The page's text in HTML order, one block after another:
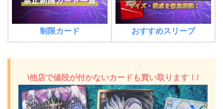
制限カード おすすめスリーブ
\他店で値段が付かないカードも買い取ります！/